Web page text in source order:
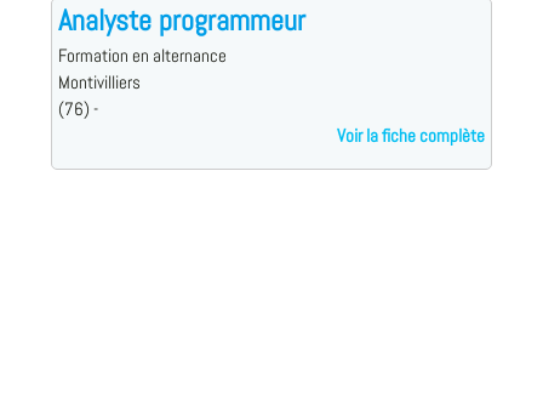
Analyste programmeur
Formation en alternance
Montivilliers
(76) -
Voir la fiche complète